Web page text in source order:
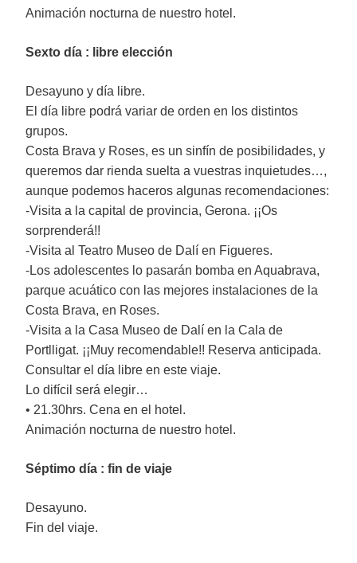
Animación nocturna de nuestro hotel.
Sexto día : libre elección
Desayuno y día libre.
El día libre podrá variar de orden en los distintos
grupos.
Costa Brava y Roses, es un sinfín de posibilidades, y
queremos dar rienda suelta a vuestras inquietudes…,
aunque podemos haceros algunas recomendaciones:
-Visita a la capital de provincia, Gerona. ¡¡Os
sorprenderá!!
-Visita al Teatro Museo de Dalí en Figueres.
-Los adolescentes lo pasarán bomba en Aquabrava,
parque acuático con las mejores instalaciones de la
Costa Brava, en Roses.
-Visita a la Casa Museo de Dalí en la Cala de
Portlligat. ¡¡Muy recomendable!! Reserva anticipada.
Consultar el día libre en este viaje.
Lo difícil será elegir…
• 21.30hrs. Cena en el hotel.
Animación nocturna de nuestro hotel.
Séptimo día : fin de viaje
Desayuno.
Fin del viaje.